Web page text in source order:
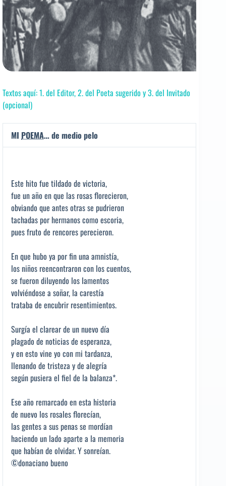
Textos aquí: 1. del Editor, 2. del Poeta sugerido y 3. del Invitado
(opcional)
MI POEMA… de medio pelo
Este hito fue tildado de victoria,
fue un año en que las rosas florecieron,
obviando que antes otras se pudrieron
tachadas por hermanos como escoria,
pues fruto de rencores perecieron.
En que hubo ya por fin una amnistía,
los niños reencontraron con los cuentos,
se fueron diluyendo los lamentos
volviéndose a soñar, la carestía
trataba de encubrir resentimientos.
Surgía el clarear de un nuevo día
plagado de noticias de esperanza,
y en esto vine yo con mi tardanza,
llenando de tristeza y de alegría
según pusiera el fiel de la balanza*.
Ese año remarcado en esta historia
de nuevo los rosales florecían,
las gentes a sus penas se mordían
haciendo un lado aparte a la memoria
que habían de olvidar. Y sonreían.
©donaciano bueno